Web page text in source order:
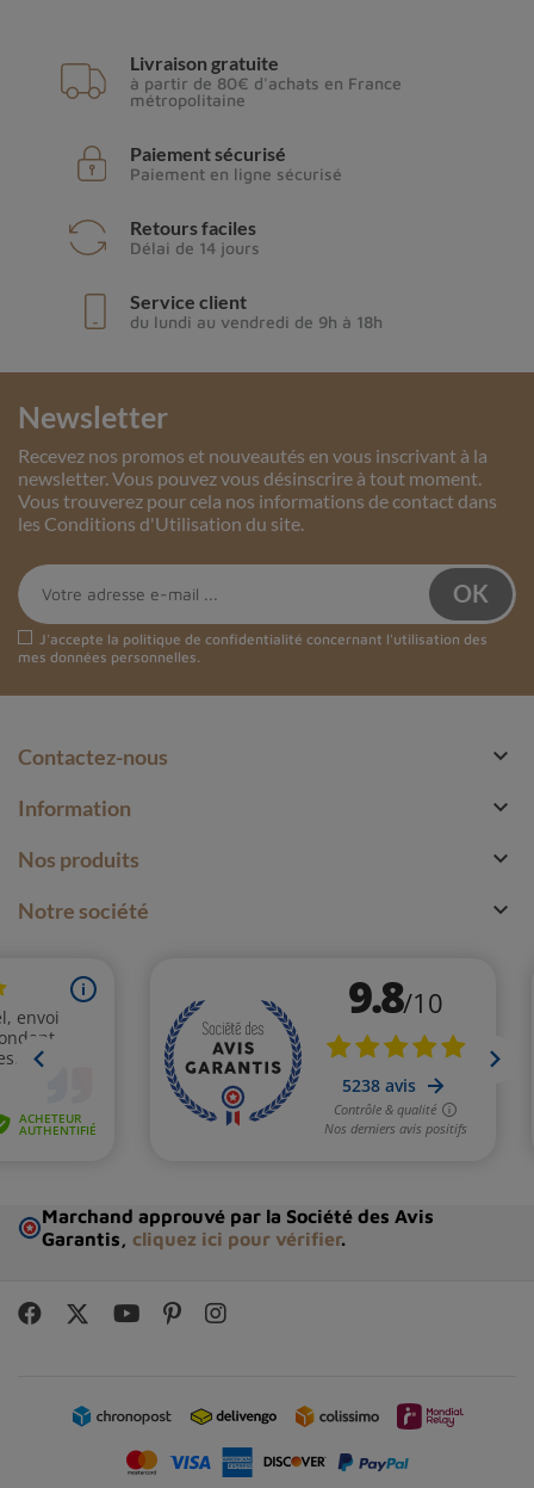
Livraison gratuite
à partir de 80€ d'achats en France
métropolitaine
Paiement sécurisé
Paiement en ligne sécurisé
Retours faciles
Délai de 14 jours
Service client
du lundi au vendredi de 9h à 18h
Newsletter
Recevez nos promos et nouveautés en vous inscrivant à la
newsletter. Vous pouvez vous désinscrire à tout moment.
Vous trouverez pour cela nos informations de contact dans
les Conditions d'Utilisation du site.
J'accepte la politique de confidentialité concernant l'utilisation des
mes données personnelles.
Contactez-nous 
Information 
Nos produits 
Notre société 
Marchand approuvé par la Société des Avis
Garantis, cliquez ici pour vérifier.